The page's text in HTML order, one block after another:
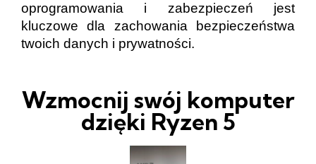
oprogramowania i zabezpieczeń jest
kluczowe dla zachowania bezpieczeństwa
twoich danych i prywatności.
Wzmocnij swój komputer
dzięki Ryzen 5